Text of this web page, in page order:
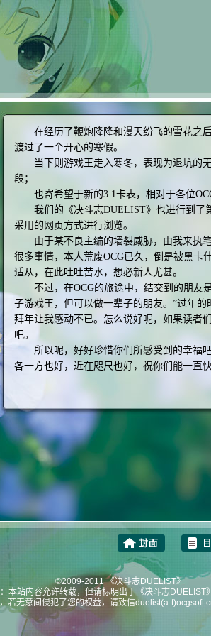
在经历了鞭炮隆隆和漫天纷飞的雪花之
渡过了一个开心的寒假。
当下则游戏王走入寒冬，表现为退坑的
段；
也寄希望于新的3.1卡表，相对于各位
我们的《决斗志DUELIST》也进行到了
采用的网页方式进行浏览。
由于某不良主编的墙裂威胁，由我来执
很多事情，本人荒废OCG已久，倒是被黑卡
适从，在此吐吐苦水，想必新人尤甚。
不过，在OCG的旅途中，结交到的朋友
子游戏王，但可以做一辈子的朋友。”过年
拜年让我感动不已。怎么说好呢，如果读者
吧。
所以呢，好好珍惜你们所感受到的幸福
各一方也好，近在咫尺也好，祝你们能一直快
©2009-2011 《决斗志DUELIST》
本站内容允许转载，但请标明出于《决斗志DUELIST
若无意间侵犯了您的权益，请致信duelist(a-